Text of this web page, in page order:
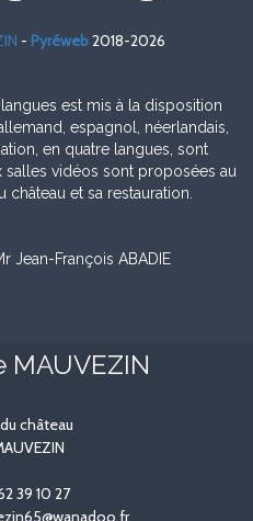
sur
- Pyréweb2018-2026
est mis à la disposition
espagnol, néerlandais,
en quatre langues, sont
salles vidéos sont proposées au
et sa restauration.
Jean-François ABADIE
MAUVEZIN
château
39 10 27